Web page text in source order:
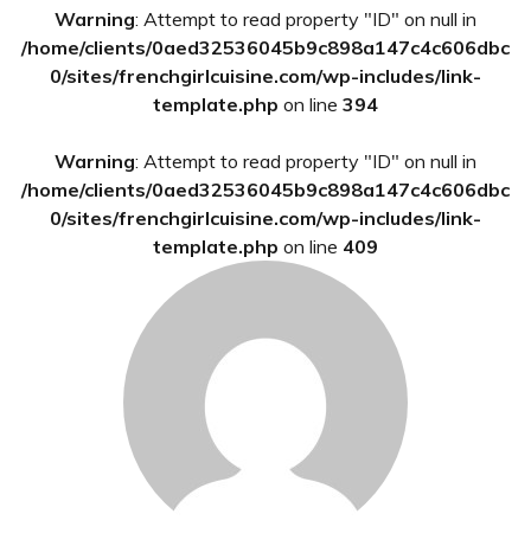
latérale
principale
Warning: Attempt to read property "ID" on null in
/home/clients/0aed32536045b9c898a147c4c606dbc
0/sites/frenchgirlcuisine.com/wp-includes/link-
template.php on line 394
Warning: Attempt to read property "ID" on null in
/home/clients/0aed32536045b9c898a147c4c606dbc
0/sites/frenchgirlcuisine.com/wp-includes/link-
template.php on line 409